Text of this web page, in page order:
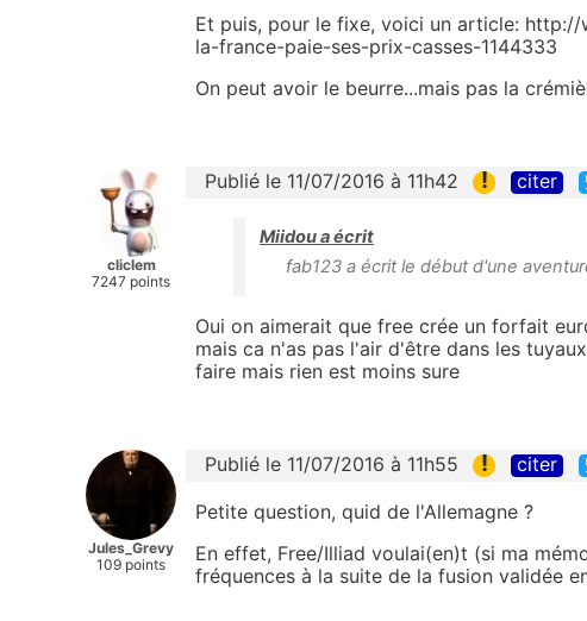
Et puis, pour le fixe, voici un article:
la-france-paie-ses-prix-casses-1144333
On peut avoir le beurre...mais pas la
cliclem
7247 points
Publié le 11/07/2016 à 11h42 ! citer
Miidou a écrit
fab123 a écrit le début d'une
Oui on aimerait que free crée un forfait
mais ca n'as pas l'air d'être dans les
faire mais rien est moins sure
Jules_Grevy
109 points
Publié le 11/07/2016 à 11h55 ! citer
Petite question, quid de l'Allemagne ?
En effet, Free/Illiad voulai(en)t (si ma
fréquences à la suite de la fusion validée